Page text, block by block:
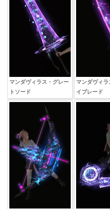
マンダヴィラス・グレー
トソード
マンダヴィ
イブレード